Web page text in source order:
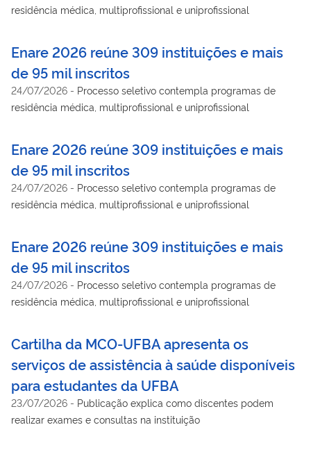
residência médica, multiprofissional e uniprofissional
Enare 2026 reúne 309 instituições e mais
de 95 mil inscritos
24/07/2026 - Processo seletivo contempla programas de
residência médica, multiprofissional e uniprofissional
Enare 2026 reúne 309 instituições e mais
de 95 mil inscritos
24/07/2026 - Processo seletivo contempla programas de
residência médica, multiprofissional e uniprofissional
Enare 2026 reúne 309 instituições e mais
de 95 mil inscritos
24/07/2026 - Processo seletivo contempla programas de
residência médica, multiprofissional e uniprofissional
Cartilha da MCO-UFBA apresenta os
serviços de assistência à saúde disponíveis
para estudantes da UFBA
23/07/2026 - Publicação explica como discentes podem
realizar exames e consultas na instituição